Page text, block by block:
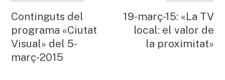
Continguts del
programa «Ciutat
Visual» del 5-
març-2015
19-març-15: «La TV
local: el valor de
la proximitat»